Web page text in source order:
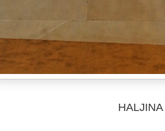
HALJINA